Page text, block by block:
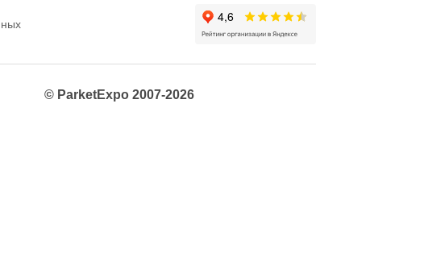
© ParketExpo 2007-2026